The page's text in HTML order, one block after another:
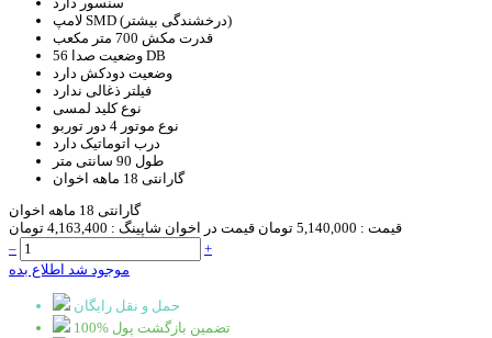
لامپ
SMD (درخشندگی بیشتر)
قدرت مکش 700 متر مکعب
وضعیت صدا 56 DB
وضعیت دودکش دارد
فیلتر ذغالی ندارد
نوع کلید لمسی
نوع موتور 4 دور توربو
درب اتوماتیک دارد
طول 90 سانتی متر
گارانتی 18 ماهه اخوان
گارانتی 18 ماهه اخوان
قیمت : 5,140,000 تومان قیمت در اخوان شاپینگ : 4,163,400 تومان
–
+
موجود شد اطلاع بده
حمل و نقل رایگان
100% تضمین بازگشت پول